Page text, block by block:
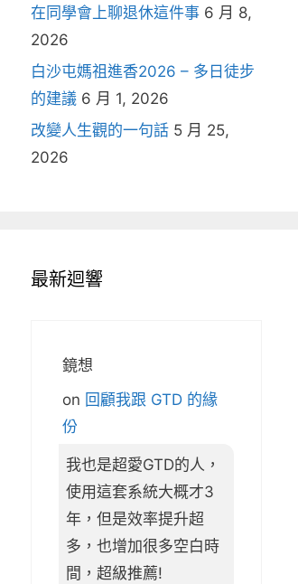
在同學會上聊退休這件事 6 月 8,
2026
白沙屯媽祖進香2026 – 多日徒步
的建議 6 月 1, 2026
改變人生觀的一句話 5 月 25,
2026
最新迴響
鏡想
on 回顧我跟 GTD 的緣
份
我也是超愛GTD的人，
使用這套系統大概才3
年，但是效率提升超
多，也增加很多空白時
間，超級推薦!